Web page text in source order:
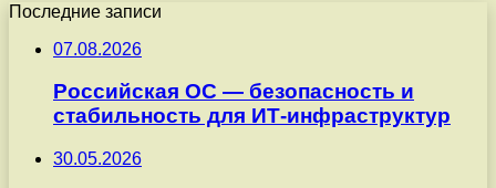
Последние записи
07.08.2026
Российская ОС — безопасность и
стабильность для ИТ-инфраструктур
30.05.2026